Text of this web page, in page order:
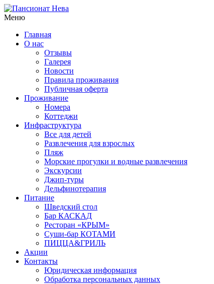
Меню
Главная
О нас
Отзывы
Галерея
Новости
Правила проживания
Публичная оферта
Проживание
Номера
Коттеджи
Инфраструктура
Все для детей
Развлечения для взрослых
Пляж
Морские прогулки и водные развлечения
Экскурсии
Джип-туры
Дельфинотерапия
Питание
Шведский стол
Бар КАСКАД
Ресторан «КРЫМ»
Суши-бар КОТАМИ
ПИЦЦА&ГРИЛЬ
Акции
Контакты
Юридическая информация
Обработка персональных данных